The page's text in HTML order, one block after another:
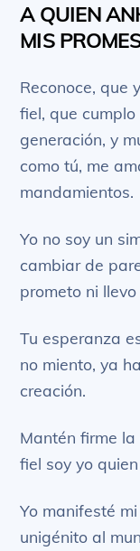
A QUIEN
MIS
Reconoce, que
fiel, que
generación, y
como tú, me
mandamientos.
Yo no soy un
cambiar de
prometo ni
Tu esperanza
no miento, ya
creación.
Mantén firme
fiel soy yo
Yo manifesté
unigénito al